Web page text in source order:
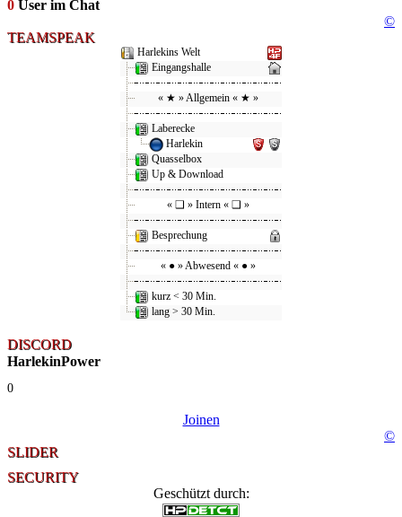
0 User im Chat
©
TEAMSPEAK
Harlekins Welt
Eingangshalle
« ★ » Allgemein « ★ »
Laberecke
Harlekin
Quasselbox
Up & Download
« ❑ » Intern « ❑ »
Besprechung
« ● » Abwesend « ● »
kurz < 30 Min.
lang > 30 Min.
DISCORD
HarlekinPower
0
Joinen
©
SLIDER
SECURITY
Geschützt durch: